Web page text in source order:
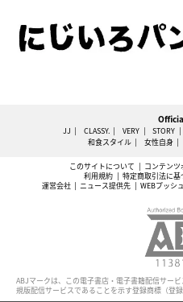
JJ CLASSY. VERY STORY
和食スタイル
女性自身
このサイトについて コンテンツ
利用規約
特定商取引法に基
運営会社
ニュース提供先 WEBプッシ
ABJマークは、この電子書店・電子書籍配信サー
規版配信サービスであることを示す登録商標（登録